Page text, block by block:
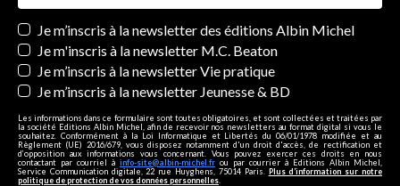
Newsletters
Je m’inscris à la newsletter des éditions Albin Michel
Je m'inscris à la newsletter M.C. Beaton
Je m’inscris à la newsletter Vie pratique
Je m’inscris à la newsletter Jeunesse & BD
Les informations dans ce formulaire sont toutes obligatoires, et sont collectées et traitées par
la société Editions Albin Michel, afin de recevoir nos newsletters au format digital si vous le
souhaitez. Conformément à la Loi Informatique et Libertés du 06/01/1978 modifiée et au
Règlement (UE) 2016/679, vous disposez notamment d'un droit d'accès, de rectification et
d’opposition aux informations vous concernant. Vous pouvez exercer ces droits en nous
contactant par courriel à info-site@albin-michel.fr ou par courrier à Editions Albin Michel,
Service Communication digitale, 22 rue Huyghens, 75014 Paris. Plus d’information sur notre
politique de protection de vos données personnelles